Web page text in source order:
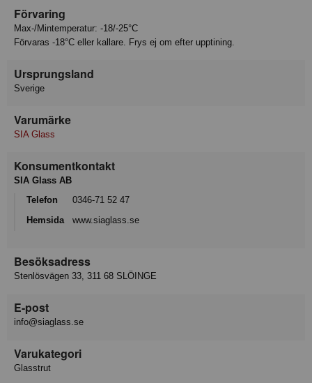
Förvaring
Max-/Mintemperatur: -18/-25°C
Förvaras -18°C eller kallare. Frys ej om efter upptining.
Ursprungsland
Sverige
Varumärke
SIA Glass
Konsumentkontakt
SIA Glass AB
Telefon
0346-71 52 47
Hemsida
www.siaglass.se
Besöksadress
Stenlösvägen 33, 311 68 SLÖINGE
E-post
info@siaglass.se
Varukategori
Glasstrut